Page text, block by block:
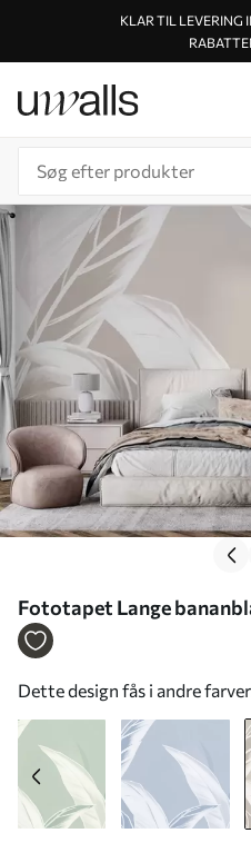
KLAR TIL LEVERING
Fototapet Lange
Dette design fås i andre